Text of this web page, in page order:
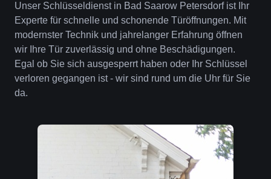
Unser Schlüsseldienst in Bad Saarow Petersdorf ist Ihr
Experte für schnelle und schonende Türöffnungen. Mit
modernster Technik und jahrelanger Erfahrung öffnen
wir Ihre Tür zuverlässig und ohne Beschädigungen.
Egal ob Sie sich ausgesperrt haben oder Ihr Schlüssel
verloren gegangen ist - wir sind rund um die Uhr für Sie
da.